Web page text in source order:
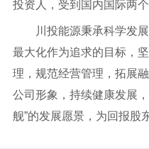
投资人，受到国内国际两
川投能源秉承科学发
最大化作为追求的目标，
理，规范经营管理，拓展
公司形象，持续健康发展
舰”的发展愿景，为回报股